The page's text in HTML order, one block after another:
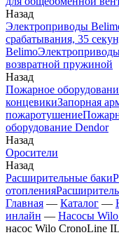
Назад
Электроприводы
срабатывания, 35
Belimo
возвратной пружиной
Назад
Пожарное
концевикиЗапорная
пожаротушение
оборудование Dendor
Назад
Оросители
Назад
Расширительные баки
отопления
Главная — Каталог —
инлайн — Насосы
насос Wilo CronoLine